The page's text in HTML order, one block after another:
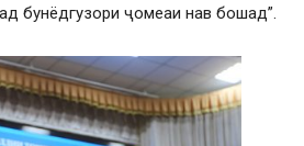
бунёдгузори ҷомеаи нав бошад”.